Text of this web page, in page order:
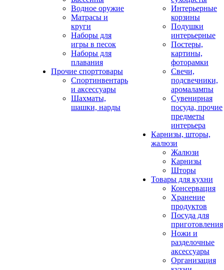
Водное оружие
Матрасы и
круги
Наборы для
игры в песок
Наборы для
плавания
Прочие спорттовары
Спортинвентарь
и аксессуары
Шахматы,
шашки, нарды
Интерьерные
корзины
Подушки
интерьерные
Постеры,
картины,
фоторамки
Свечи,
подсвечники,
аромалампы
Сувенирная
посуда, прочие
предметы
интерьера
Карнизы, шторы,
жалюзи
Жалюзи
Карнизы
Шторы
Товары для кухни
Консервация
Хранение
продуктов
Посуда для
приготовления
Ножи и
разделочные
аксессуары
Организация